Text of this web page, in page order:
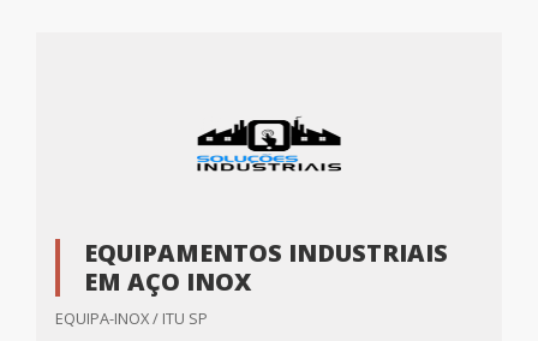
EQUIPAMENTOS INDUSTRIAIS
EM AÇO INOX
EQUIPA-INOX / ITU SP